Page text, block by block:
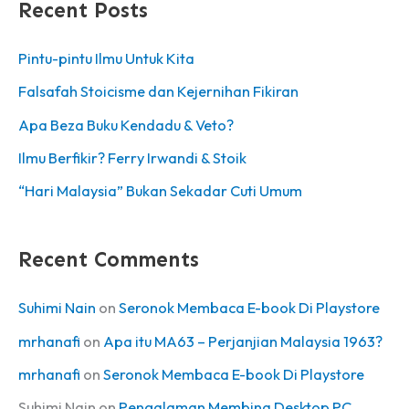
sRecent Posts
Pintu-pintu Ilmu Untuk Kita
Falsafah Stoicisme dan Kejernihan Fikiran
Apa Beza Buku Kendadu & Veto?
Ilmu Berfikir? Ferry Irwandi & Stoik
“Hari Malaysia” Bukan Sekadar Cuti Umum
Recent Comments
Suhimi Nain on Seronok Membaca E-book Di Playstore
mrhanafi on Apa itu MA63 – Perjanjian Malaysia 1963?
mrhanafi on Seronok Membaca E-book Di Playstore